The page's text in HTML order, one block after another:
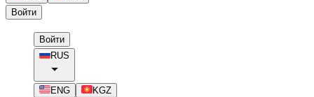
Войти
Войти
RUS
ENG KGZ